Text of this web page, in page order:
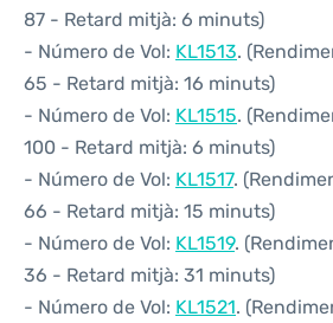
87 - Retard mitjà: 6 minuts)
- Número de Vol: KL1513.
65 - Retard mitjà: 16 minuts)
- Número de Vol: KL1515.
100 - Retard mitjà: 6 minuts)
- Número de Vol: KL1517.
66 - Retard mitjà: 15 minuts)
- Número de Vol: KL1519.
36 - Retard mitjà: 31 minuts)
- Número de Vol: KL1521.